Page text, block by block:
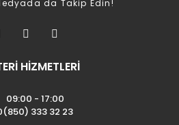
da Takip Edin!
HİZMETLERİ
09:00 - 17:00
333 32 23